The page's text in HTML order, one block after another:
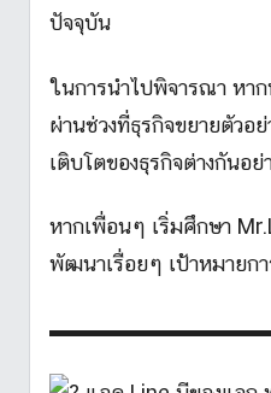
ปัจจุบัน
ในการนำไปพิจารณา หาก
ผ่านช่วงที่ธุรกิจขยายตัวอ
เติบโตของธุรกิจต่างกันอย่
หากเพื่อนๆ เริ่มศึกษา
พัฒนาเรื่อยๆ เป้าหมายก